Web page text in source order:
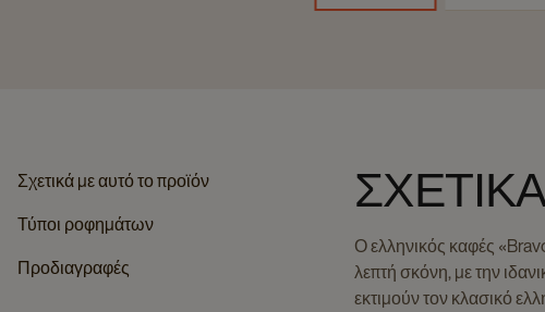
Σχετικά με αυτό το προϊόν
Τύποι ροφημάτων
Προδιαγραφές
Ο ελληνικός καφές
λεπτή σκόνη, με την
εκτιμούν τον κλασικό